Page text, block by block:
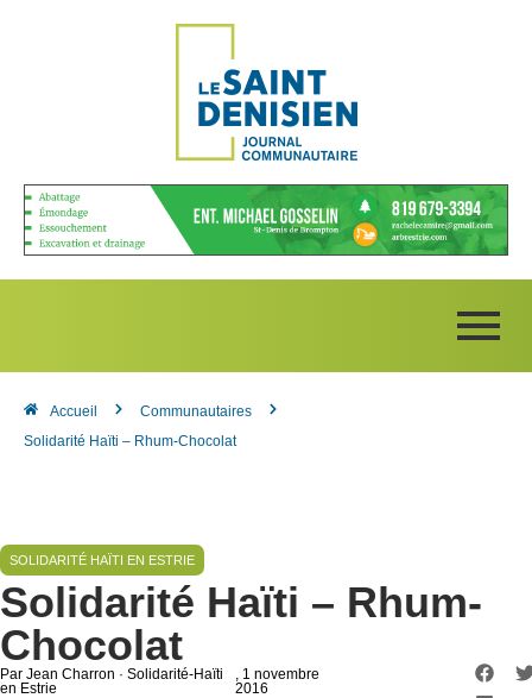
Accueil
Communautaires
Solidarité Haïti – Rhum-Chocolat
SOLIDARITÉ HAÏTI EN ESTRIE
Solidarité Haïti – Rhum-
Chocolat
Par Jean Charron · Solidarité-Haïti
en Estrie
, 1 novembre
2016